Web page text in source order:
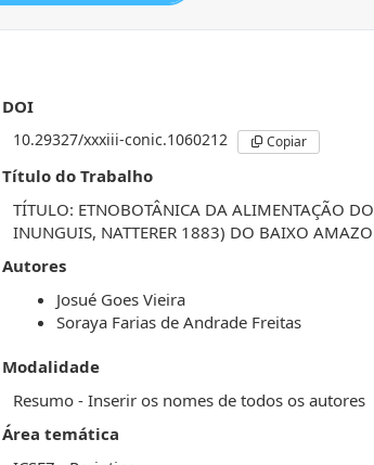
DOI
10.29327/xxxiii-conic.1060212 Copiar
Título do Trabalho
TÍTULO: ETNOBOTÂNICA DA ALIMENTAÇÃO
INUNGUIS, NATTERER 1883) DO BAIXO
Autores
Josué Goes Vieira
Soraya Farias de Andrade Freitas
Modalidade
Resumo - Inserir os nomes de todos os autores
Área temática